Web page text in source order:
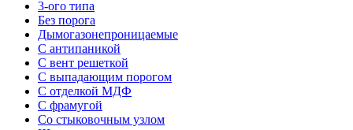
3-ого типа
Без порога
Дымогазонепроницаемые
С антипаникой
С вент решеткой
С выпадающим порогом
С отделкой МДФ
С фрамугой
Со стыковочным узлом